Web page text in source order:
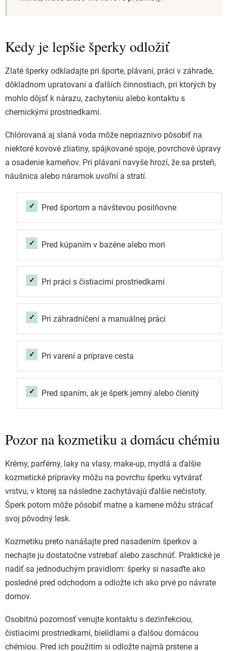
Kedy je lepšie šperky odložiť
Zlaté šperky odkladajte pri športe, plávaní, práci v záhrade,
dôkladnom upratovaní a ďalších činnostiach, pri ktorých by
mohlo dôjsť k nárazu, zachyteniu alebo kontaktu s
chemickými prostriedkami.
Chlórovaná aj slaná voda môže nepriaznivo pôsobiť na
niektoré kovové zliatiny, spájkované spoje, povrchové úpravy
a osadenie kameňov. Pri plávaní navyše hrozí, že sa prsteň,
náušnica alebo náramok uvoľní a stratí.
Pred športom a návštevou posilňovne
Pred kúpaním v bazéne alebo mori
Pri práci s čistiacimi prostriedkami
Pri záhradníčení a manuálnej práci
Pri varení a príprave cesta
Pred spaním, ak je šperk jemný alebo členitý
Pozor na kozmetiku a domácu chémiu
Krémy, parfémy, laky na vlasy, make-up, mydlá a ďalšie
kozmetické prípravky môžu na povrchu šperku vytvárať
vrstvu, v ktorej sa následne zachytávajú ďalšie nečistoty.
Šperk potom môže pôsobiť matne a kamene môžu strácať
svoj pôvodný lesk.
Kozmetiku preto nanášajte pred nasadením šperkov a
nechajte ju dostatočne vstrebať alebo zaschnúť. Praktické je
riadiť sa jednoduchým pravidlom: šperky si nasaďte ako
posledné pred odchodom a odložte ich ako prvé po návrate
domov.
Osobitnú pozornosť venujte kontaktu s dezinfekciou,
čistiacimi prostriedkami, bielidlami a ďalšou domácou
chémiou. Pred ich použitím si odložte najmä prstene a